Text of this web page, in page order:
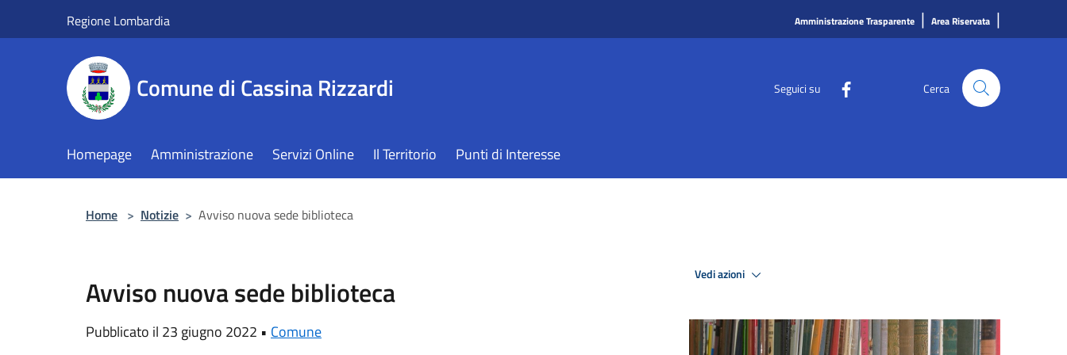
Regione Lombardia Amministrazione Trasparente | Area Riservata |
Comune di Cassina Rizzardi Seguici su Cerca
Homepage Amministrazione Servizi Online Il Territorio Punti di Interesse
Home > Notizie > Avviso nuova sede biblioteca
Avviso nuova sede biblioteca
Pubblicato il 23 giugno 2022 • Comune
Vedi azioni